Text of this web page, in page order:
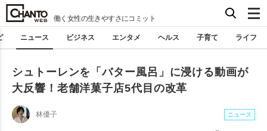
働く女性の生きやすさにコミット
ニュース ビジネス エンタメ ヘルス 子育て ライフ
シュトーレンを「バター風呂」に浸ける動画が
大反響！老舗洋菓子店5代目の改革
林優子 ニュース